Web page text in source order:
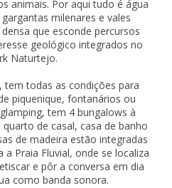
animais. Por aqui tudo é água
milenares e vales
que esconde percursos
geológico integrados no
Naturtejo.
todas as condições para
piquenique, fontanários ou
tem 4 bungalows à
de casal, casa de banho
de madeira estão integradas
a Praia Fluvial, onde se localiza
e pôr a conversa em dia
como banda sonora.